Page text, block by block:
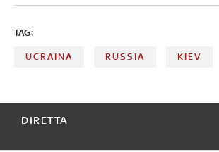
TAG:
UCRAINA RUSSIA KIEV
DIRETTA